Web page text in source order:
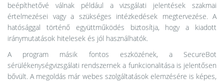
beépíthetővé válnak például a vizsgálati jelentések szakmai
értelmezései vagy a szükséges intézkedések megtervezése. A
hatósággal történő együttműködés biztosítja, hogy a kiadott
iránymutatások hitelesek és jól használhatók.
A program másik fontos eszközének, a SecureBot
sérülékenységvizsgálati rendszernek a funkcionalitása is jelentősen
bővült. A megoldás már webes szolgáltatások elemzésére is képes,